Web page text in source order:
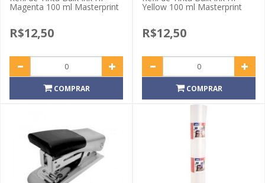
Magenta 100 ml Masterprint
R$12,50
COMPRAR
Yellow 100 ml Masterprint
R$12,50
COMPRAR